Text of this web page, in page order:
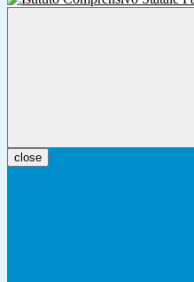
close